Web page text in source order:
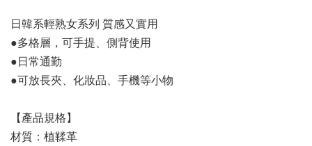
日韓系輕熟女系列 質感又實用
●多格層，可手提、側背使用
●日常通勤
●可放長夾、化妝品、手機等小物
【產品規格】
材質：植鞣革